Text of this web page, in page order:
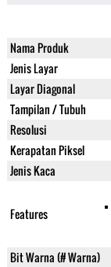
Nama Produk
Jenis Layar
Layar Diagonal
Tampilan / Tubuh
Resolusi
Kerapatan Piksel
Jenis Kaca
Features
Bit Warna (# Warna)